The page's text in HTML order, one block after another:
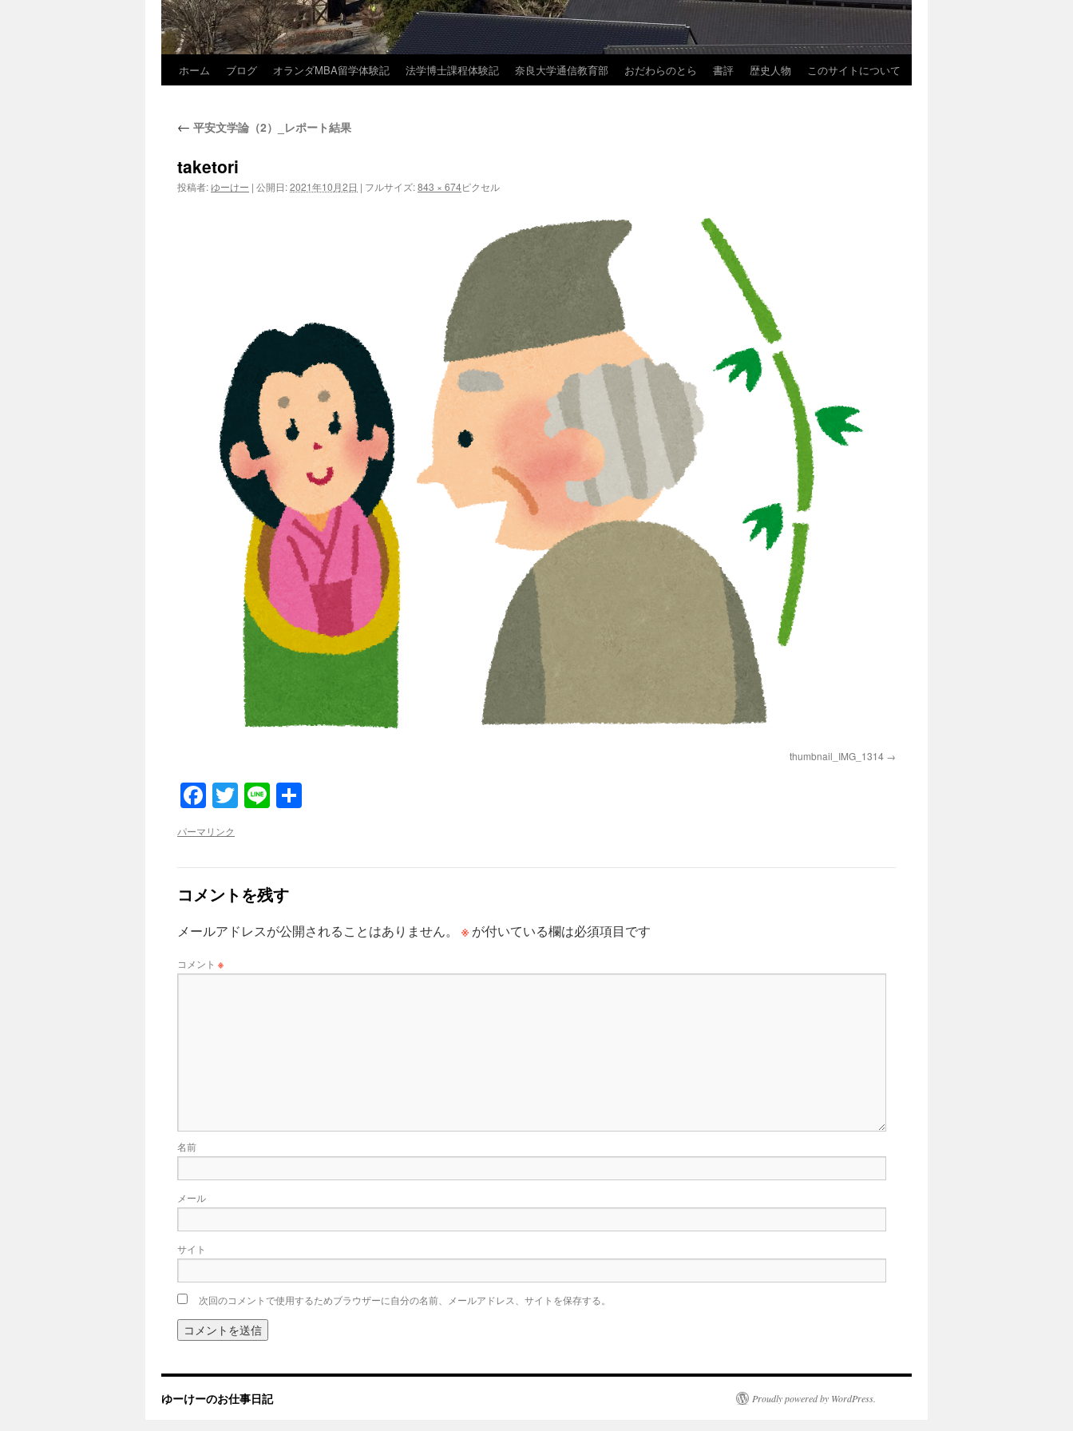
ツ
ホーム ブログ オランダMBA留学体験記 法学博士課程体験記 奈良大学通信教育部 おだわらのとら 書評 歴史人物 このサイトについて
← 平安文学論（2）_レポート結果
taketori
投稿者:ゆーけー | 公開日:2021年10月2日 | フルサイズ:843 × 674ピクセル
thumbnail_IMG_1314
Facebook
Twitter
Line
パーマリンク
コメントを残す
メールアドレスが公開されることはありません。 ※ が付いている欄は必須項目です
コメント ※
名前
メール
サイト
次回のコメントで使用するためブラウザーに自分の名前、メールアドレス、サイトを保存する。
ゆーけーのお仕事日記 Proudly powered by WordPress.